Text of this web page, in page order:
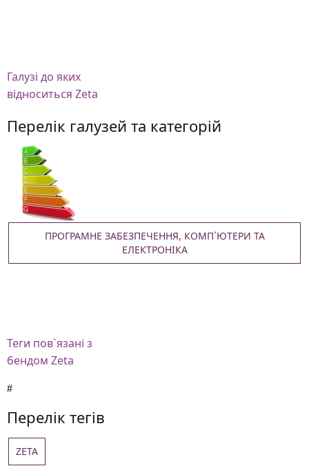
Галузі до яких
відноситься Zeta
Перелік галузей та категорій
ПРОГРАМНЕ ЗАБЕЗПЕЧЕННЯ, КОМП`ЮТЕРИ ТА
ЕЛЕКТРОНІКА
Теги пов`язані з
бендом Zeta
Перелік тегів
ZETA